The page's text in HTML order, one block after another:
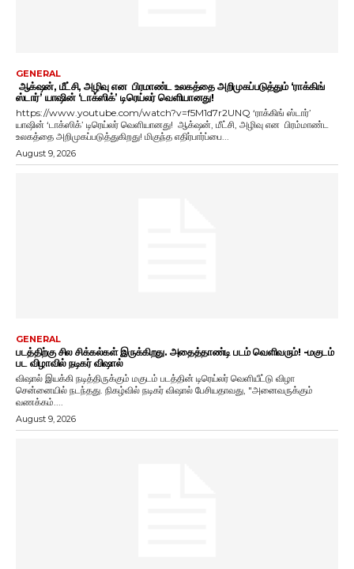
GENERAL
ஆக்‌ஷன், மீட்சி, அழிவு என பிரமாண்ட உலகத்தை அறிமுகப்படுத்தும் ‘ராக்கிங்
ஸ்டார்’ யாஷின் ‘டாக்ஸிக்’ டிரெய்லர் வெளியானது!
https://www.youtube.com/watch?v=f5M1d7r2UNQ ‘ராக்கிங் ஸ்டார்’
யாஷின் ‘டாக்ஸிக்’ டிரெய்லர் வெளியானது! ஆக்‌ஷன், மீட்சி, அழிவு என பிரம்மாண்ட
உலகத்தை அறிமுகப்படுத்துகிறது! மிகுந்த எதிர்பார்ப்பை...
August 9, 2026
GENERAL
படத்திற்கு சில சிக்கல்கள் இருக்கிறது. அதைத்தாண்டி படம் வெளிவரும்! -மகுடம்
பட விழாவில் நடிகர் விஷால்
விஷால் இயக்கி நடித்திருக்கும் மகுடம் படத்தின் டிரெய்லர் வெளியீட்டு விழா
சென்னையில் நடந்தது. நிகழ்வில் நடிகர் விஷால் பேசியதாவது, "அனைவருக்கும்
வணக்கம்....
August 9, 2026